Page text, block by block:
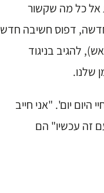
אל כל מה שקשור
דפוס חשיבה חדש
להגיב בניגוד
שלנו.
יום'. "אני חייב
זה עכשיו" הם